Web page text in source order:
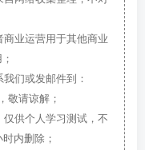
业运营用于其他商业
们或发邮件到：
敬请谅解；
供个人学习测试，不
内删除；